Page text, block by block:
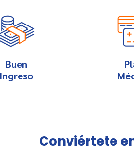
Buen
Ingreso
Conviértete